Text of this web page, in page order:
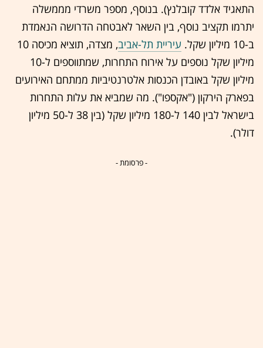
התאגיד אלדד קובלנץ). בנוסף, מספר משרדי מממשלה
יתרמו תקציב נוסף, בין השאר לאבטחה הדרושה הנאמדת
ב-10 מיליון שקל.
עיריית תל-אביב
, מצדה, תוציא מכיסה 10
מיליון שקל נוספים על אירוח התחרות, שמתווספים ל-10
מיליון שקל באובדן הכנסות אלטרנטיביות ממתחם האירועים
בפארק הירקון ("אקספו"). מה שמביא את עלות התחרות
בישראל לבין 140 ל-180 מיליון שקל (בין 38 ל-50 מיליון
דולר).
- פרסומת -